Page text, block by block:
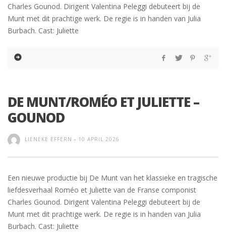
Charles Gounod. Dirigent Valentina Peleggi debuteert bij de
Munt met dit prachtige werk. De regie is in handen van Julia
Burbach. Cast: Juliette
DE MUNT/ROMÉO ET JULIETTE –
GOUNOD
LIENEKE EFFERN - 10 APRIL 2026
Een nieuwe productie bij De Munt van het klassieke en tragische
liefdesverhaal Roméo et Juliette van de Franse componist
Charles Gounod. Dirigent Valentina Peleggi debuteert bij de
Munt met dit prachtige werk. De regie is in handen van Julia
Burbach. Cast: Juliette